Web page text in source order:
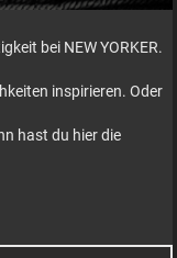
bei NEW YORKER.
inspirieren. Oder
hast du hier die